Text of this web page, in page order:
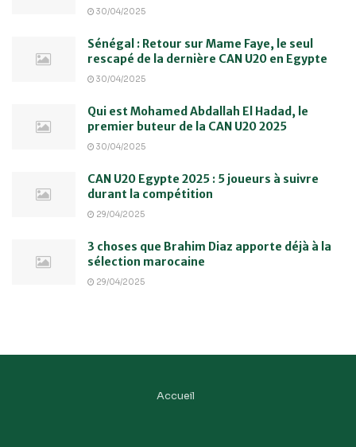
30/04/2025
Sénégal : Retour sur Mame Faye, le seul
rescapé de la dernière CAN U20 en Egypte
30/04/2025
Qui est Mohamed Abdallah El Hadad, le
premier buteur de la CAN U20 2025
30/04/2025
CAN U20 Egypte 2025 : 5 joueurs à suivre
durant la compétition
29/04/2025
3 choses que Brahim Diaz apporte déjà à la
sélection marocaine
29/04/2025
Accueil